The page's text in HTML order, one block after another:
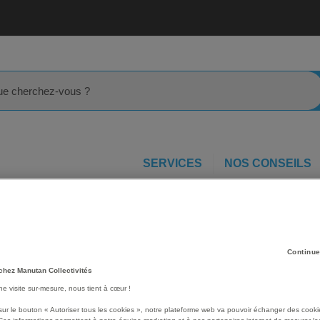
SERVICES NOS CONSEILS
Chaise facile à déplacer
Rainures texturées
Conçue pour être posée
Manutan Collectivités
visite sur-mesure, nous tient à cœur !
le bouton « Autoriser tous les cookies », notre plateforme web va pouvoir échanger des